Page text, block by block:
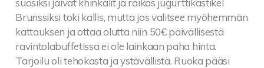
suosiksi jäivät khinkalit ja raikas jugurttikastike!
Brunssiksi toki kallis, mutta jos valitsee myöhemmän
kattauksen ja ottaa olutta niin 50€ päivällisestä
ravintolabuffetissa ei ole lainkaan paha hinta.
Tarjoilu oli tehokasta ja ystävällistä. Ruoka pääsi